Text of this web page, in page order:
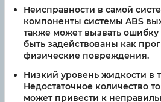
Неисправности в самой
компоненты системы ABS
также может вызвать ошибку
быть задействованы как
физические повреждения.
Низкий уровень жидкости в
Недостаточное количество
может привести к